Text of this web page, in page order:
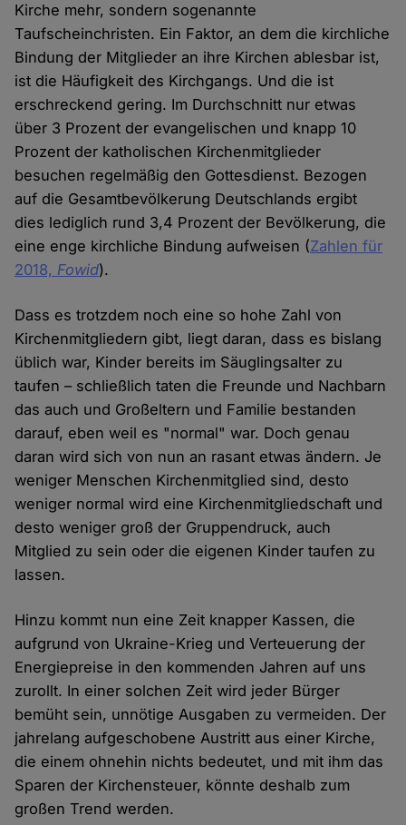
Kirche mehr, sondern sogenannte
Taufscheinchristen. Ein Faktor, an dem die kirchliche
Bindung der Mitglieder an ihre Kirchen ablesbar ist,
ist die Häufigkeit des Kirchgangs. Und die ist
erschreckend gering. Im Durchschnitt nur etwas
über 3 Prozent der evangelischen und knapp 10
Prozent der katholischen Kirchenmitglieder
besuchen regelmäßig den Gottesdienst. Bezogen
auf die Gesamtbevölkerung Deutschlands ergibt
dies lediglich rund 3,4 Prozent der Bevölkerung, die
eine enge kirchliche Bindung aufweisen (Zahlen für
2018, Fowid).
Dass es trotzdem noch eine so hohe Zahl von
Kirchenmitgliedern gibt, liegt daran, dass es bislang
üblich war, Kinder bereits im Säuglingsalter zu
taufen – schließlich taten die Freunde und Nachbarn
das auch und Großeltern und Familie bestanden
darauf, eben weil es "normal" war. Doch genau
daran wird sich von nun an rasant etwas ändern. Je
weniger Menschen Kirchenmitglied sind, desto
weniger normal wird eine Kirchenmitgliedschaft und
desto weniger groß der Gruppendruck, auch
Mitglied zu sein oder die eigenen Kinder taufen zu
lassen.
Hinzu kommt nun eine Zeit knapper Kassen, die
aufgrund von Ukraine-Krieg und Verteuerung der
Energiepreise in den kommenden Jahren auf uns
zurollt. In einer solchen Zeit wird jeder Bürger
bemüht sein, unnötige Ausgaben zu vermeiden. Der
jahrelang aufgeschobene Austritt aus einer Kirche,
die einem ohnehin nichts bedeutet, und mit ihm das
Sparen der Kirchensteuer, könnte deshalb zum
großen Trend werden.